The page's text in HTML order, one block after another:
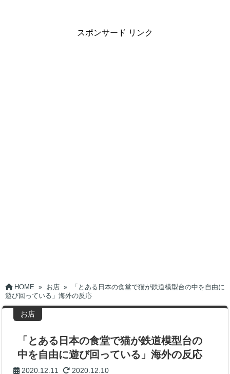
スポンサード リンク
HOME » お店 »
「とある日本の食堂で猫が鉄道模型台の中を自由に
遊び回っている」海外の反応
お店
「とある日本の食堂で猫が鉄道模型台の
中を自由に遊び回っている」海外の反応
2020.12.11 2020.12.10